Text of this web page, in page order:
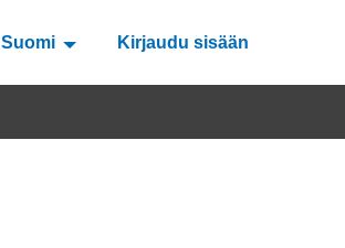
Suomi Valitse kieli Välj språk
Kirjaudu sisään